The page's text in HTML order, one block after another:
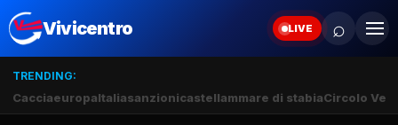
Vivicentro LIVE ⌕
TRENDING:
CacciaeuropaItaliasanzionicastellammare di stabiaCircolo